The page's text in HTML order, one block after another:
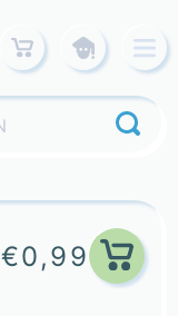
€0,99